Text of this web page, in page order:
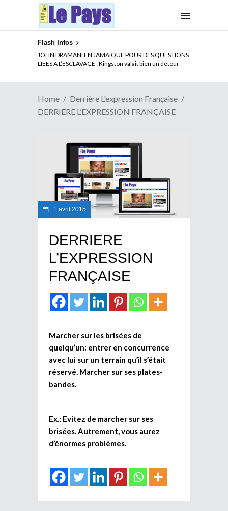
Flash Infos
JOHN DRAMANI EN JAMAIQUE POUR DES QUESTIONS
LIEES A L’ESCLAVAGE : Kingston valait bien un détour
Home
Derrière L'expression Française
DERRIERE L’EXPRESSION FRANÇAISE
1 avril 2015
DERRIERE
L’EXPRESSION
FRANÇAISE
Marcher sur les brisées de
quelqu’un: entrer en concurrence
avec lui sur un terrain qu’il s’était
réservé. Marcher sur ses plates-
bandes.
Ex.: Evitez de marcher sur ses
brisées. Autrement, vous aurez
d’énormes problèmes.